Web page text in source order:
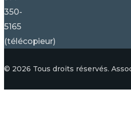
350-
5165
(télécopieur)
© 2026 Tous droits réservés.